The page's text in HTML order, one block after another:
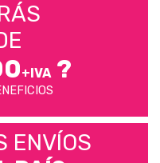
+IVA?
ENVÍOS